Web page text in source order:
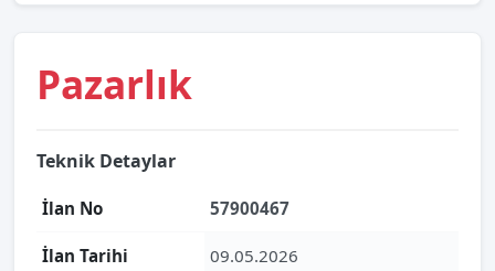
Pazarlık
Teknik Detaylar
İlan No 57900467
İlan Tarihi 09.05.2026